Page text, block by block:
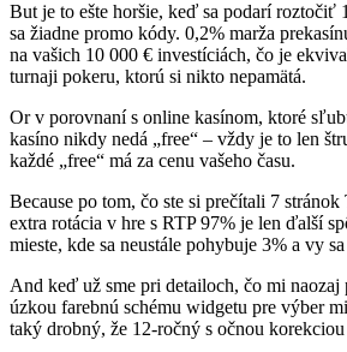
But je to ešte horšie, keď sa podarí roztočiť
sa žiadne promo kódy. 0,2% marža
na vašich 10 000 € investíciách, čo je
turnaji pokeru, ktorú si nikto nepamätá.
Or v porovnaní s online kasínom, ktoré
kasíno nikdy nedá „free“ – vždy je to len
každé „free“ má za cenu vašeho času.
Because po tom, čo ste si prečítali 7
extra rotácia v hre s RTP 97% je len ďalší
mieste, kde sa neustále pohybuje 3% a vy
And keď už sme pri detailoch, čo mi naozaj
úzkou farebnú schému widgetu pre výber
taký drobný, že 12-ročný s očnou